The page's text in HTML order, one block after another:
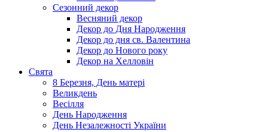
Сезонний декор
Весняний декор
Декор до Дня Народження
Декор до дня св. Валентина
Декор до Нового року
Декор на Хелловін
Свята
8 Березня, День матері
Великдень
Весілля
День Народження
День Незалежності України